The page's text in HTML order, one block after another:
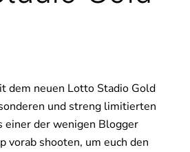
dem neuen Lotto Stadio Gold
und streng limitierten
einer der wenigen Blogger
vorab shooten, um euch den